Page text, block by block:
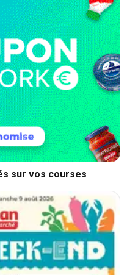
sur vos courses